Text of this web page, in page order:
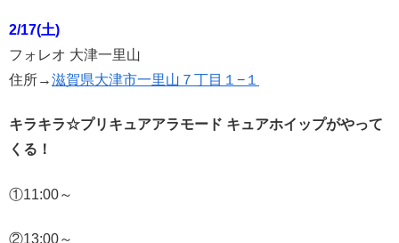
2/17(土)
フォレオ 大津一里山
住所→滋賀県大津市一里山７丁目１−１
キラキラ☆プリキュアアラモード キュアホイップがやって
くる！
①11:00～
②13:00～